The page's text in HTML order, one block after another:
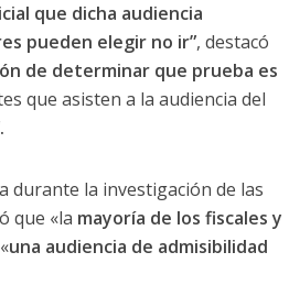
que dicha audiencia
pueden elegir no ir”, destacó
de determinar que prueba es
que asisten a la audiencia del
durante la investigación de las
que «la mayoría de los fiscales y
una audiencia de admisibilidad